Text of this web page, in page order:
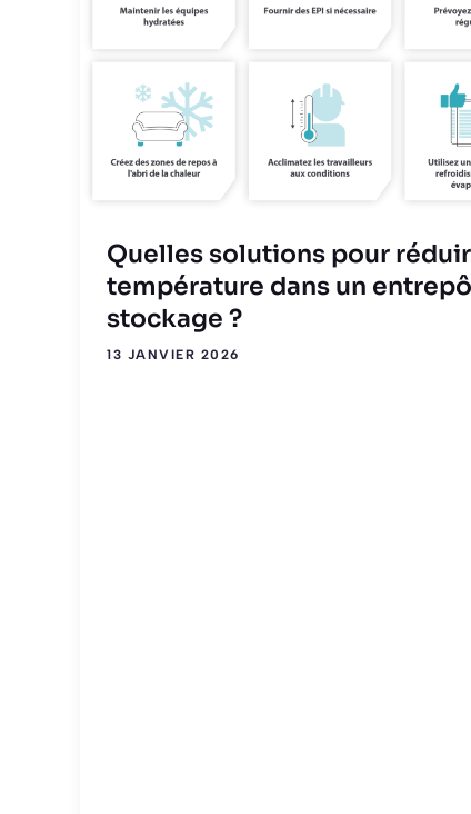
Quelles solutions pour
température dans un
stockage ?
13 JANVIER 2026